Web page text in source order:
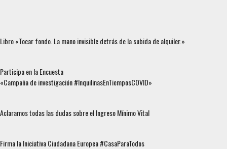
Libro «Tocar fondo. La mano invisible detrás de la subida de alquiler.»
Participa en la Encuesta
«Campaña de investigación #InquilinasEnTiemposCOVID»
Aclaramos todas las dudas sobre el Ingreso Mínimo Vital
Firma la Iniciativa Ciudadana Europea #CasaParaTodos